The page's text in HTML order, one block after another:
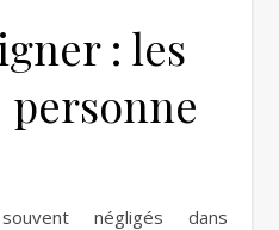
: les
négligés dans